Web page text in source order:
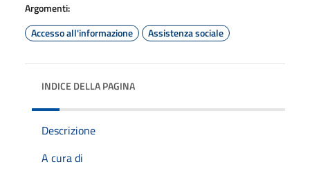
Argomenti:
Accesso all'informazione
Assistenza sociale
INDICE DELLA PAGINA
Descrizione
A cura di